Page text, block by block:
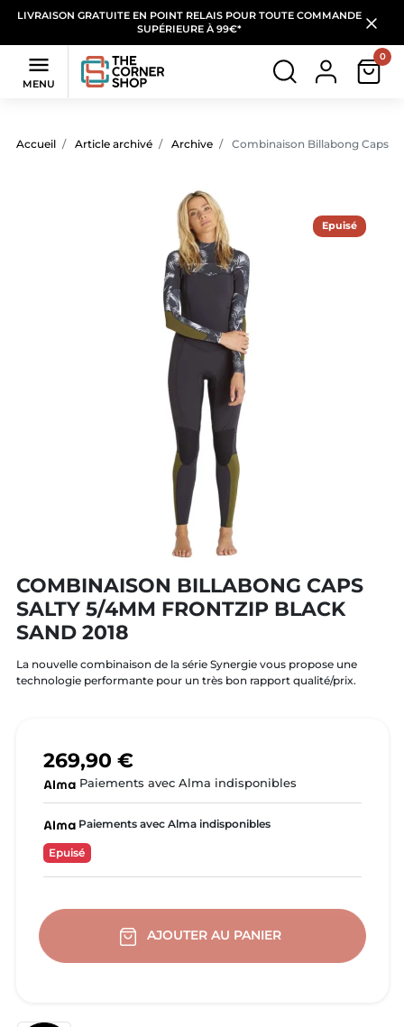
LIVRAISON GRATUITE EN POINT RELAIS POUR TOUTE COMMANDE
SUPÉRIEURE À 99€*

MENU
0
Accueil Article archivé Archive Combinaison Billabong Caps
Epuisé
COMBINAISON BILLABONG CAPS
SALTY 5/4MM FRONTZIP BLACK
SAND 2018
La nouvelle combinaison de la série Synergie vous propose une
technologie performante pour un très bon rapport qualité/prix.
269,90 €
Paiements avec Alma indisponibles
Paiements avec Alma indisponibles
Epuisé
AJOUTER AU PANIER